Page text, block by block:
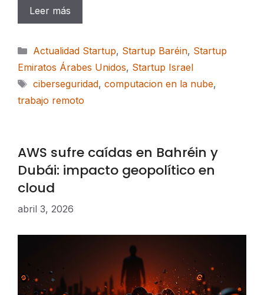
Leer más
Categorías
Actualidad Startup, Startup Baréin, Startup
Emiratos Árabes Unidos, Startup Israel
Etiquetas
ciberseguridad, computacion en la nube,
trabajo remoto
AWS sufre caídas en Bahréin y
Dubái: impacto geopolítico en
cloud
abril 3, 2026